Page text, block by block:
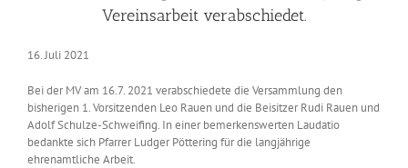
Vereinsarbeit verabschiedet.
16. Juli 2021
Bei der MV am 16.7. 2021 verabschiedete die Versammlung den
bisherigen 1. Vorsitzenden Leo Rauen und die Beisitzer Rudi Rauen und
Adolf Schulze-Schweifing. In einer bemerkenswerten Laudatio
bedankte sich Pfarrer Ludger Pöttering für die langjährige
ehrenamtliche Arbeit.